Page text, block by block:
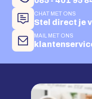
CHAT MET ONS
Stel direct je
MAIL MET ONS